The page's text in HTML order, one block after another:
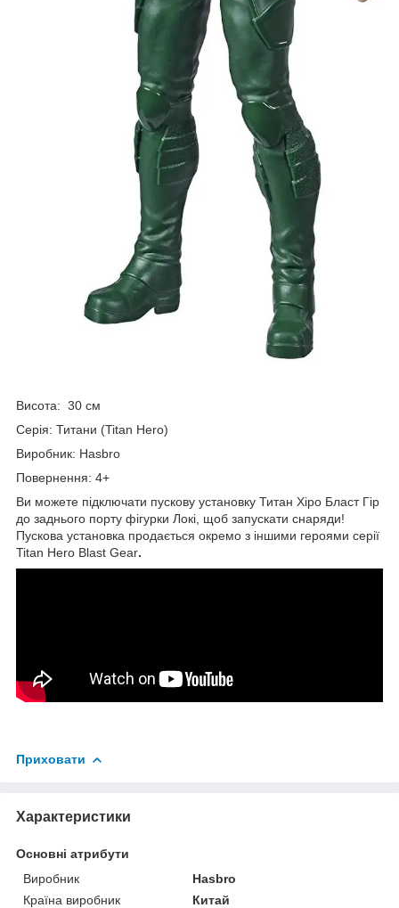
Висота: 30 см
Серія: Титани (Titan Hero)
Виробник: Hasbro
Повернення: 4+
Ви можете підключати пускову установку Титан Хіро Бласт Гір
до заднього порту фігурки Локі, щоб запускати снаряди!
Пускова установка продається окремо з іншими героями серії
Titan Hero Blast Gear.
Приховати
Характеристики
Основні атрибути
Виробник
Hasbro
Країна виробник
Китай